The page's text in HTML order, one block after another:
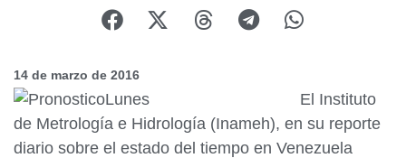
14 de marzo de 2016
El Instituto
de Metrología e Hidrología (Inameh), en su reporte
diario sobre el estado del tiempo en Venezuela